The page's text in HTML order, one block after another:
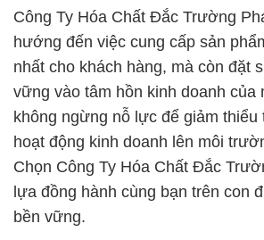
Công Ty Hóa Chất Đắc Trường
hướng đến việc cung cấp sản
nhất cho khách hàng, mà còn đặt
vững vào tâm hồn kinh doanh của
không ngừng nỗ lực để giảm thiểu
hoạt động kinh doanh lên môi
Chọn Công Ty Hóa Chất Đắc
lựa đồng hành cùng bạn trên con
bền vững.